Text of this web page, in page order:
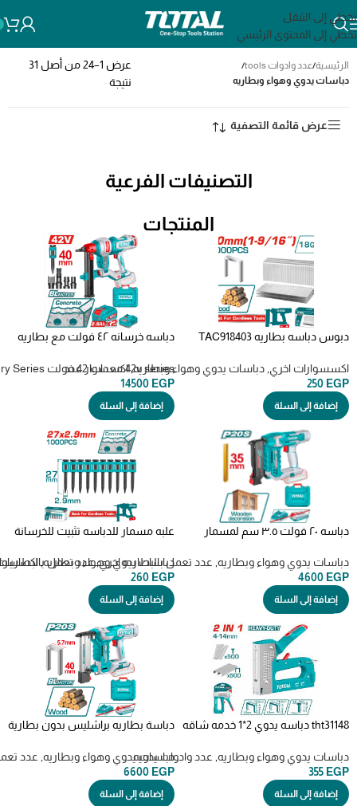
تخطي إلى التنقل
تخطي إلى المحتوى الرئيسي
الرئيسية/عدد وادوات tools
/
دباسات يدوي وهواء وبطاريه
عرض 1–24 من أصل 31
نتيجة
عرض قائمة التصفية
التصنيفات الفرعية
المنتجات
دبوس دباسه بطاريه TAC918403
Staple crown
اكسسوارات اخري دباسات يدوي وهواء وبطاريه,اكسسوار عدد
250 EGP
إضافة إلى السلة
دباسه خرسانه ٤٢ فولت مع بطاريه
42v series معدات 42 فولت P42M Li-ion Battery Series
14500 EGP
إضافة إلى السلة
دباسه ٢٠ فولت ٣.٥ سم لمسمار
(TCBNLI3603)
دباسات يدوي وهواء وبطاريه عدد تعمل بالبطاريه اخري, عدد تعمل
4600 EGP
إضافة إلى السلة
علبه مسمار للدباسه تثبيت للخرسانة
دباسات يدوي وهواء وبطاريه,
260 EGP
إضافة إلى السلة
tht31148 دباسه يدوي 2*1 خدمه شاقه
دباسات يدوي وهواء وبطاريه عدد وادوات يدويه
355 EGP
إضافة إلى السلة
دباسة بطاريه براشليس بدون بطارية
دباسات يدوي وهواء وبطاريه عدد
6600 EGP
إضافة إلى السلة